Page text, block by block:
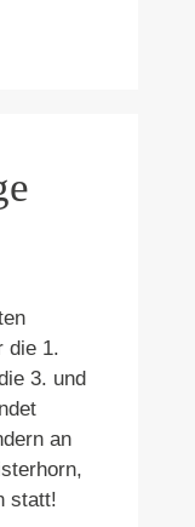
die 1.
3. und
an
statt!